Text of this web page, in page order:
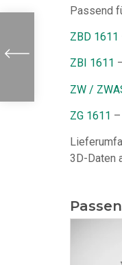
Passend
ZBD 1611
ZBI 1611
ZW /
ZG 1611
3D-Daten